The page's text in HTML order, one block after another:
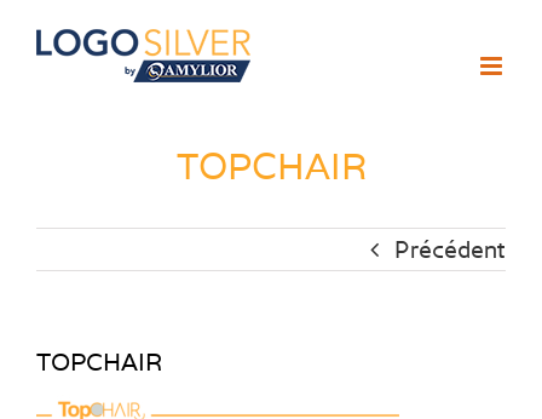
Passer
TOPCHAIR
Précédent
TOPCHAIR